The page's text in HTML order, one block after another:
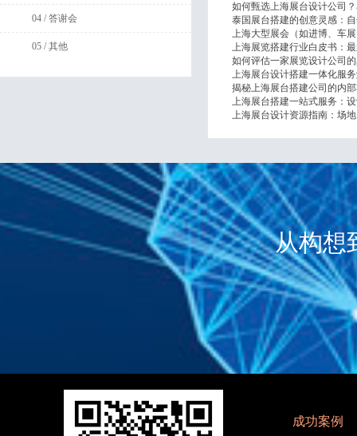
04 / 答谢会
05 / 其他
如何甄选上海展台设计公司
泰国展台搭建的创意灵感：
上海大型展会（如进博、车
上海展览搭建行业白皮书：
如何评估一家展览设计公司
上海展台设计搭建一体化服
揭秘上海展台搭建公司的内
上海展台搭建一站式服务：
上海展台设计资源指南：场
从构想
成功案例